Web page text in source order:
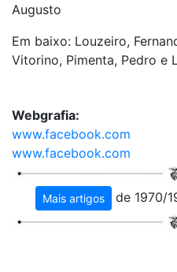
Augusto
Em baixo: Louzeiro,
Vitorino, Pimenta, Pedro e
Webgrafia:
www.facebook.com
www.facebook.com
Mais artigos de 1970/